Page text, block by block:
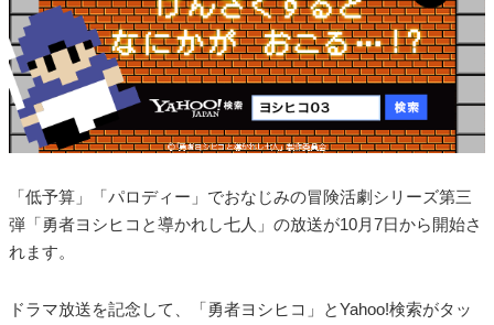
「低予算」「パロディー」でおなじみの冒険活劇シリーズ第三
弾「勇者ヨシヒコと導かれし七人」の放送が10月7日から開始さ
れます。
ドラマ放送を記念して、「勇者ヨシヒコ」とYahoo!検索がタッ